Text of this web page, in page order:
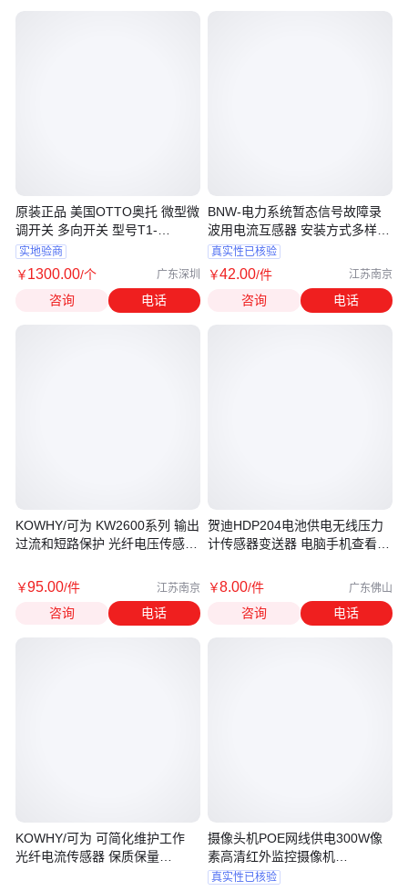
原装正品 美国OTTO奥托 微型微
调开关 多向开关 型号T1-
MA2112
实地验商
￥1300.00/个 广东深圳
咨询 电话
KOWHY/可为 KW2600系列 输出
过流和短路保护 光纤电压传感器
￥95.00/件 江苏南京
咨询 电话
KOWHY/可为 可简化维护工作
光纤电流传感器 保质保量
BNW-电力系统暂态信号故障录
波用电流互感器 安装方式多样
可定制
真实性已核验
￥42.00/件 江苏南京
咨询 电话
贺迪HDP204电池供电无线压力
计传感器变送器 电脑手机查看
￥8.00/件 广东佛山
咨询 电话
摄像头机POE网线供电300W像
素高清红外监控摄像机
MIPC314P
真实性已核验